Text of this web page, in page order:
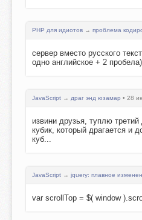
PHP для идиотов → проблема
сервер вместо русского
одно английское + 2
JavaScript → драг энд юзамар • 28
извини друзья, туплю
кубик, который драгается и
куб...
JavaScript → jquery: плавное
var scrollTop = $( window